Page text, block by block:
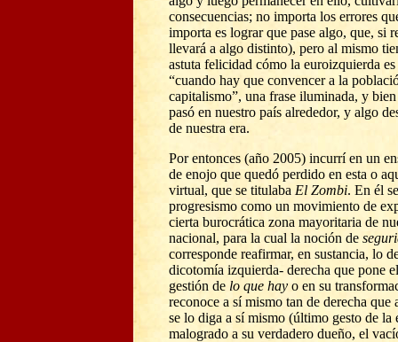
consecuencias; no importa los errores
importa es lograr que pase algo, que, si
llevará a algo distinto), pero al mismo
astuta felicidad cómo la euroizquierda
“cuando hay que convencer a la
capitalismo”, una frase iluminada, y
pasó en nuestro país alrededor, y algo
de nuestra era.
Por entonces (año 2005) incurrí en un
de enojo que quedó perdido en esta o
virtual, que se titulaba El Zombi. En él
progresismo como un movimiento de
cierta burocrática zona mayoritaria de
nacional, para la cual la noción de
corresponde reafirmar, en sustancia, lo
dicotomía izquierda- derecha que pone
gestión de lo que hay o en su
reconoce a sí mismo tan de derecha que
se lo diga a sí mismo (último gesto de la
malogrado a su verdadero dueño, el